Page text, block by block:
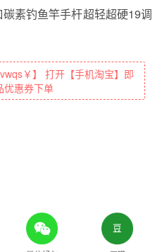
机淘宝】即
优惠券下单